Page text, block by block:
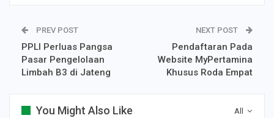
PREV POST
PPLI Perluas Pangsa
Pasar Pengelolaan
Limbah B3 di Jateng
NEXT POST
Pendaftaran Pada
Website MyPertamina
Khusus Roda Empat
All
You Might Also Like